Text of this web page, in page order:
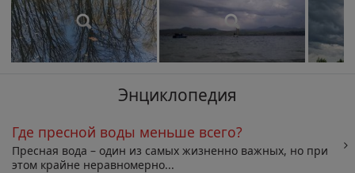
Энциклопедия
Где пресной воды меньше всего?
Пресная вода – один из самых жизненно важных, но при
этом крайне неравномерно...